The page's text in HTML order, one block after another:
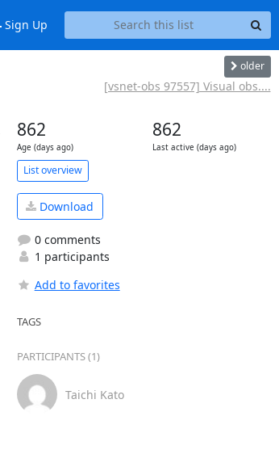
Sign Up
older
[vsnet-obs 97557] Visual obs....
862
Age (days ago)
862
Last active (days ago)
List overview
Download
0 comments
1 participants
Add to favorites
TAGS
PARTICIPANTS (1)
Taichi Kato